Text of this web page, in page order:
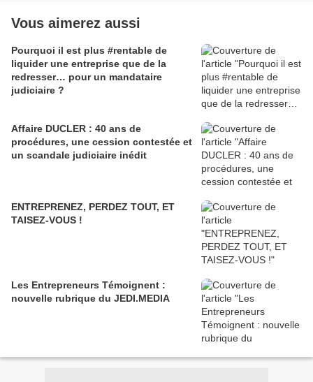
Vous aimerez aussi
Pourquoi il est plus #rentable de
liquider une entreprise que de la
redresser… pour un mandataire
judiciaire ?
Affaire DUCLER : 40 ans de
procédures, une cession contestée et
un scandale judiciaire inédit
ENTREPRENEZ, PERDEZ TOUT, ET
TAISEZ-VOUS !
Les Entrepreneurs Témoignent :
nouvelle rubrique du JEDI.MEDIA